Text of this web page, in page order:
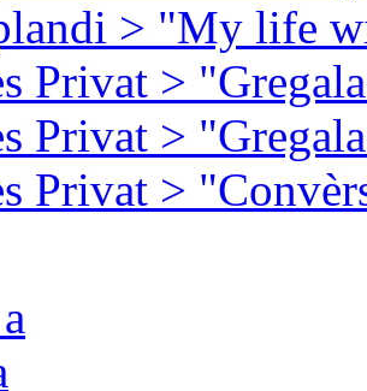
> "My life
Privat >
Privat >
Privat >